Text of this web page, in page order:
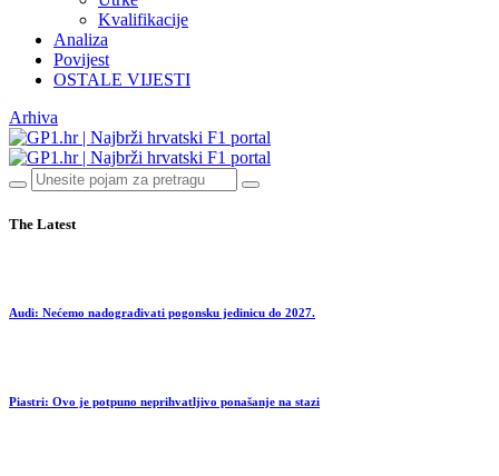
Kvalifikacije
Analiza
Povijest
OSTALE VIJESTI
Arhiva
The Latest
Audi: Nećemo nadograđivati pogonsku jedinicu do 2027.
Piastri: Ovo je potpuno neprihvatljivo ponašanje na stazi